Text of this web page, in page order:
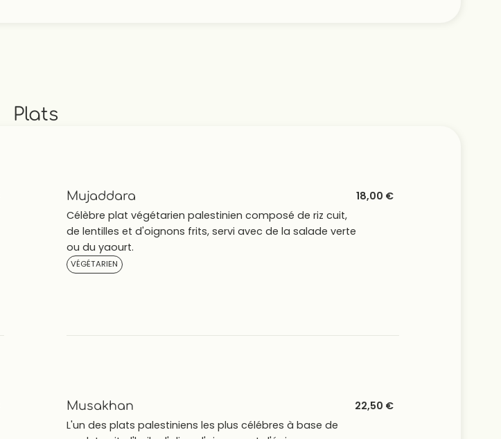
Plats
Mujaddara
Célèbre plat végétarien palestinien composé de riz cuit,
de lentilles et d'oignons frits, servi avec de la salade verte
ou du yaourt.
VÉGÉTARIEN
18,00 €
Musakhan
L'un des plats palestiniens les plus célébres à base de
22,50 €